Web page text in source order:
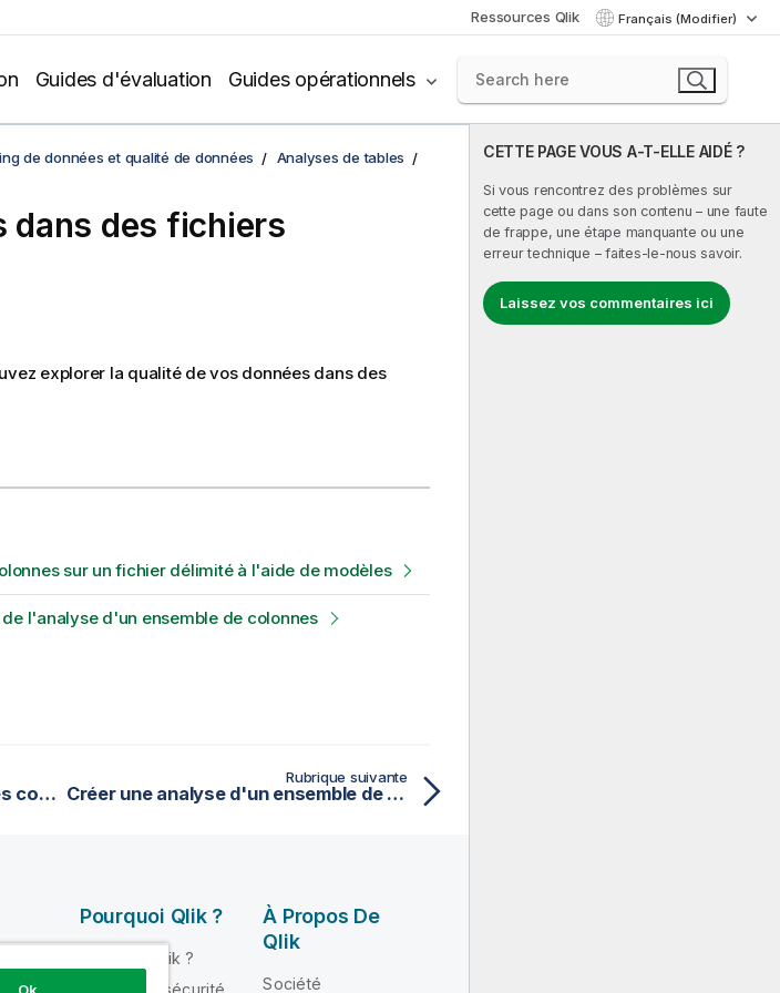
Ressources Qlik Français (Modifier)
Guides d'évaluation Guides opérationnels
CETTE PAGE VOUS A-T-ELLE AIDÉ ?
Si vous rencontrez des problèmes sur
cette page ou dans son contenu – une faute
de frappe, une étape manquante ou une
erreur technique – faites-le-nous savoir.
Laissez vos commentaires ici
de données et qualité de données Analyses de tables
dans des fichiers
explorer la qualité de vos données dans des
sur un fichier délimité à l'aide de modèles
l'analyse d'un ensemble de colonnes
Détecter des anomalies dans des colonnes (Analyse de dépendance fonctionnelle)
Rubrique suivante
Créer une analyse d'un ensemble de colonnes sur un fichier délimité à l'aide de modèles
Pourquoi Qlik ?
Pourquoi Qlik ?
Fiabilité et sécurité
À Propos De
Qlik
Société